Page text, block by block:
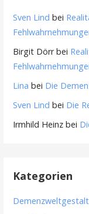
Sven Lind bei
Birgit Dörrbei
Lina bei Die
Sven Lind bei Die
Irmhild Heinz bei
Kategorien